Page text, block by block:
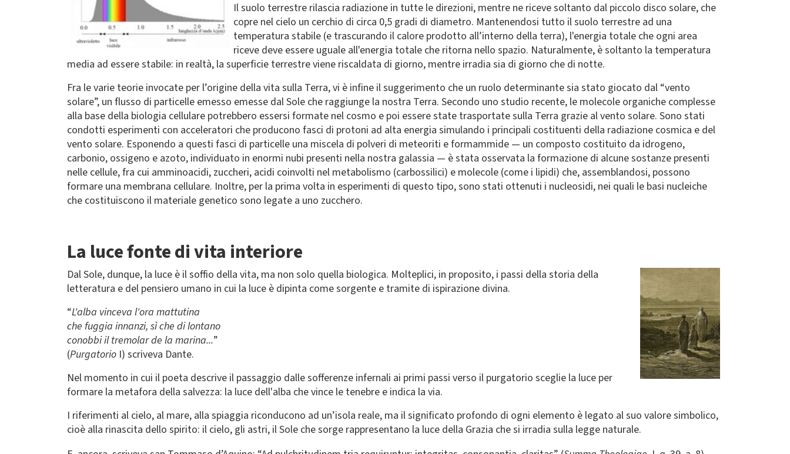
Il suolo terrestre rilascia radiazione in tutte le direzioni, mentre ne riceve soltanto dal piccolo disco solare, che
copre nel cielo un cerchio di circa 0,5 gradi di diametro. Mantenendosi tutto il suolo terrestre ad una
temperatura stabile (e trascurando il calore prodotto all’interno della terra), l'energia totale che ogni area
riceve deve essere uguale all'energia totale che ritorna nello spazio. Naturalmente, è soltanto la temperatura
media ad essere stabile: in realtà, la superficie terrestre viene riscaldata di giorno, mentre irradia sia di giorno che di notte.
Fra le varie teorie invocate per l’origine della vita sulla Terra, vi è infine il suggerimento che un ruolo determinante sia stato giocato dal “vento
solare”, un flusso di particelle emesso emesse dal Sole che raggiunge la nostra Terra. Secondo uno studio recente, le molecole organiche complesse
alla base della biologia cellulare potrebbero essersi formate nel cosmo e poi essere state trasportate sulla Terra grazie al vento solare. Sono stati
condotti esperimenti con acceleratori che producono fasci di protoni ad alta energia simulando i principali costituenti della radiazione cosmica e del
vento solare. Esponendo a questi fasci di particelle una miscela di polveri di meteoriti e formammide — un composto costituito da idrogeno,
carbonio, ossigeno e azoto, individuato in enormi nubi presenti nella nostra galassia — è stata osservata la formazione di alcune sostanze presenti
nelle cellule, fra cui amminoacidi, zuccheri, acidi coinvolti nel metabolismo (carbossilici) e molecole (come i lipidi) che, assemblandosi, possono
formare una membrana cellulare. Inoltre, per la prima volta in esperimenti di questo tipo, sono stati ottenuti i nucleosidi, nei quali le basi nucleiche
che costituiscono il materiale genetico sono legate a uno zucchero.
La luce fonte di vita interiore
Dal Sole, dunque, la luce è il soffio della vita, ma non solo quella biologica. Molteplici, in proposito, i passi della storia della
letteratura e del pensiero umano in cui la luce è dipinta come sorgente e tramite di ispirazione divina.
“L'alba vinceva l'ora mattutina
che fuggia innanzi, sì che di lontano
conobbi il tremolar de la marina...”
(Purgatorio I) scriveva Dante.
Nel momento in cui il poeta descrive il passaggio dalle sofferenze infernali ai primi passi verso il purgatorio sceglie la luce per
formare la metafora della salvezza: la luce dell'alba che vince le tenebre e indica la via.
I riferimenti al cielo, al mare, alla spiaggia riconducono ad un’isola reale, ma il significato profondo di ogni elemento è legato al suo valore simbolico,
cioè alla rinascita dello spirito: il cielo, gli astri, il Sole che sorge rappresentano la luce della Grazia che si irradia sulla legge naturale.